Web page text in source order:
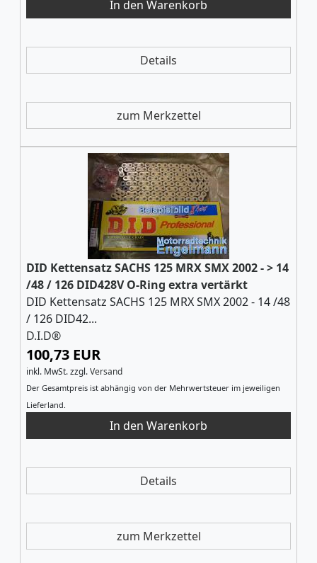
Details
zum Merkzettel
DID Kettensatz SACHS 125 MRX SMX 2002 - > 14
/48 / 126 DID428V O-Ring extra vertärkt
DID Kettensatz SACHS 125 MRX SMX 2002 - 14 /48
/ 126 DID42...
D.I.D®
100,73 EUR
inkl. MwSt.zzgl.Versand
Der Gesamtpreis ist abhängig von der Mehrwertsteuer im jeweiligen
Lieferland.
Details
zum Merkzettel